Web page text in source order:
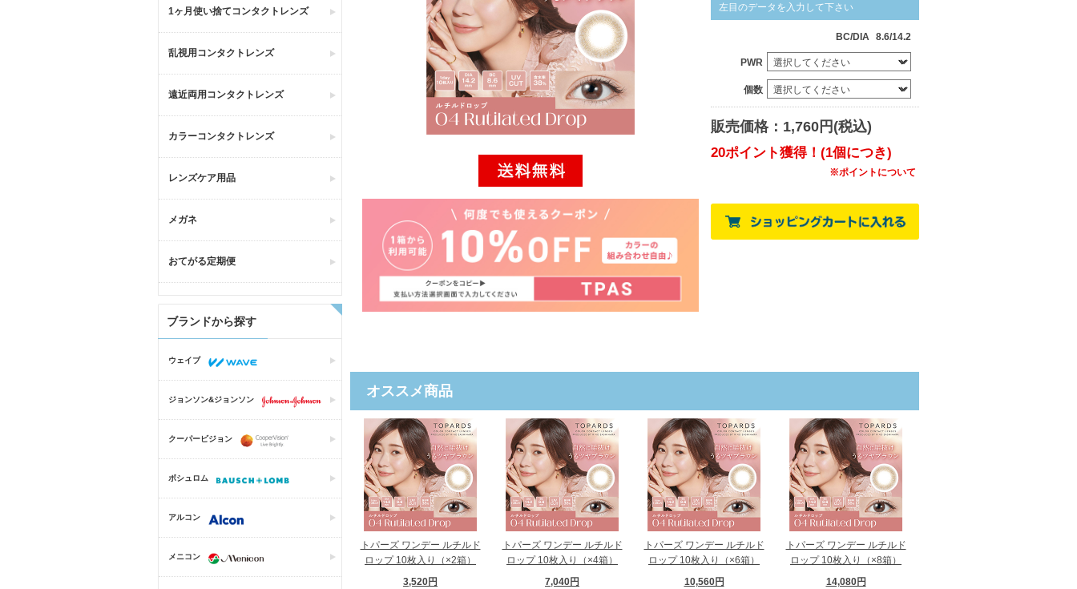
1ヶ月使い捨てコンタクトレンズ
乱視用コンタクトレンズ
遠近両用コンタクトレンズ
カラーコンタクトレンズ
レンズケア用品
メガネ
おてがる定期便
ブランドから探す
ウェイブ
ジョンソン&ジョンソン
クーパービジョン
ボシュロム
アルコン
メニコン
左目のデータを入力して下さい
BC/DIA 8.6/14.2
PWR
個数
販売価格：1,760円(税込)
20ポイント獲得！(1個につき)
※ポイントについて
オススメ商品
トパーズ ワンデー ルチルド
ロップ 10枚入り（×2箱）
3,520円
トパーズ ワンデー ルチルド
ロップ 10枚入り（×4箱）
7,040円
トパーズ ワンデー ルチルド
ロップ 10枚入り（×6箱）
10,560円
トパーズ ワンデー ルチルド
ロップ 10枚入り（×8箱）
14,080円